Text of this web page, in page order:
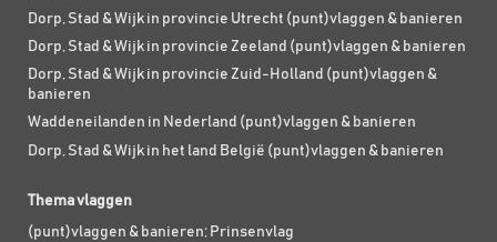
Dorp, Stad & Wijk in provincie Utrecht (punt)vlaggen & banieren
Dorp, Stad & Wijk in provincie Zeeland (punt)vlaggen & banieren
Dorp, Stad & Wijk in provincie Zuid-Holland (punt)vlaggen &
banieren
Waddeneilanden in Nederland (punt)vlaggen & banieren
Dorp, Stad & Wijk in het land België (punt)vlaggen & banieren
Thema vlaggen
(punt)vlaggen & banieren; Prinsenvlag